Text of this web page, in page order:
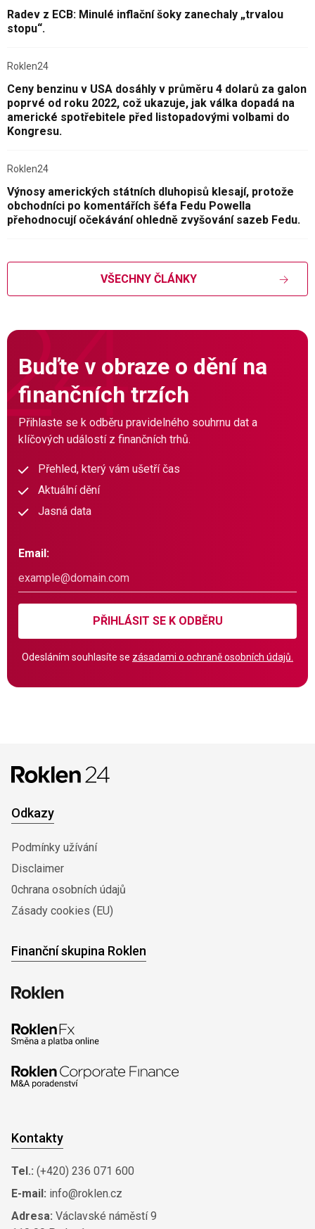
Radev z ECB: Minulé inflační šoky zanechaly „trvalou
stopu“.
Roklen24
Ceny benzinu v USA dosáhly v průměru 4 dolarů za galon
poprvé od roku 2022, což ukazuje, jak válka dopadá na
americké spotřebitele před listopadovými volbami do
Kongresu.
Roklen24
Výnosy amerických státních dluhopisů klesají, protože
obchodníci po komentářích šéfa Fedu Powella
přehodnocují očekávání ohledně zvyšování sazeb Fedu.
VŠECHNY ČLÁNKY
Buďte v obraze o dění na
finančních trzích
Přihlaste se k odběru pravidelného souhrnu dat a
klíčových událostí z finančních trhů.
Přehled, který vám ušetří čas
Aktuální dění
Jasná data
Email:
PŘIHLÁSIT SE K ODBĚRU
Odesláním souhlasíte se zásadami o ochraně osobních údajů.
Odkazy
Podmínky užívání
Disclaimer
0chrana osobních údajů
Zásady cookies (EU)
Finanční skupina Roklen
Kontakty
Tel.: (+420) 236 071 600
E-mail: info@roklen.cz
Adresa: Václavské náměstí 9